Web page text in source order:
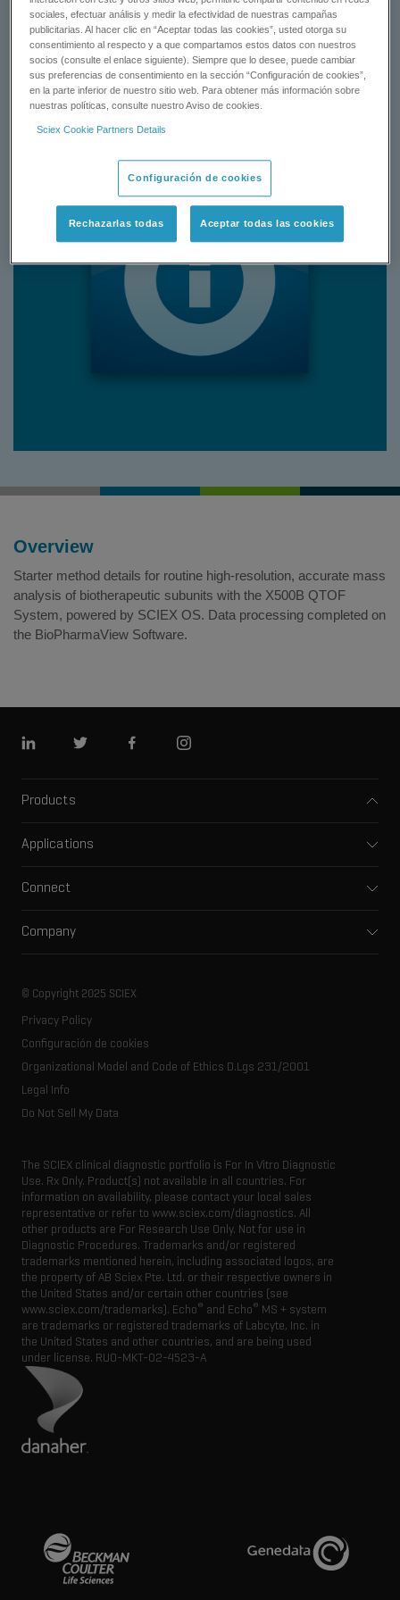
CONTACT SUPPORT
Status: Available
Overview
Starter method details for routine high-resolution, accurate mass
analysis of biotherapeutic subunits with the X500B QTOF
System, powered by SCIEX OS. Data processing completed on
the BioPharmaView Software.
Linkedin Twitter FacebookInstagram
Products
Capillary electrophoresis
Integrated solutions
Spectral libraries
Consumables
Applications
Clinical
Food and beverage
Life science research
Connect
Training
Careers
Resource library
Company
SCIEX stories
Latest news
Executive management
© Copyright 2025 SCIEX
Privacy Policy
Configuración de cookies
Organizational Model and Code of Ethics D.Lgs 231/2001
Legal Info
Do Not Sell My Data
The SCIEX clinical diagnostic portfolio is For In Vitro Diagnostic
Use. Rx Only. Product(s) not available in all countries. For
information on availability, please contact your local sales
representative or refer to www.sciex.com/diagnostics. All
other products are For Research Use Only. Not for use in
Diagnostic Procedures. Trademarks and/or registered
trademarks mentioned herein, including associated logos, are
the property of AB Sciex Pte. Ltd. or their respective owners in
the United States and/or certain other countries (see
www.sciex.com/trademarks). Echo® and Echo® MS + system
are trademarks or registered trademarks of Labcyte, Inc. in
the United States and other countries, and are being used
under license. RUO-MKT-02-4523-A
sociales, efectuar análisis y medir la efectividad de nuestras campañas
publicitarias. Al hacer clic en “Aceptar todas las cookies”, usted otorga su
consentimiento al respecto y a que compartamos estos datos con nuestros
socios (consulte el enlace siguiente). Siempre que lo desee, puede cambiar
sus preferencias de consentimiento en la sección “Configuración de cookies”,
en la parte inferior de nuestro sitio web. Para obtener más información sobre
nuestras políticas, consulte nuestro Aviso de cookies.
Sciex Cookie Partners Details
Configuración de cookies
Rechazarlas todas Aceptar todas las cookies